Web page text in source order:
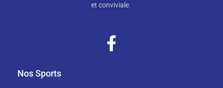
et conviviale.
Nos Sports